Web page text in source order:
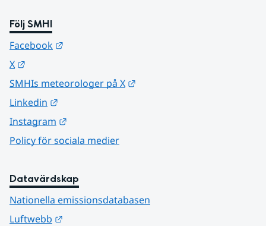
Följ SMHI
Facebook
X
SMHIs meteorologer på X
Linkedin
Instagram
Policy för sociala medier
Datavärdskap
Nationella emissionsdatabasen
Luftwebb